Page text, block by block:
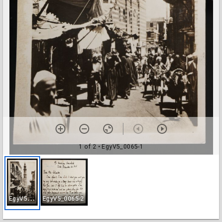
1 of 2 • EgyV5_0065-1
E
gyV5_0065-1 EgyV5_0065-2